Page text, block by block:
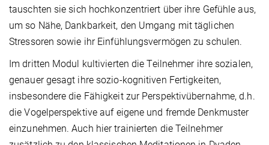
tauschten sie sich hochkonzentriert über ihre Gefühle aus,
um so Nähe, Dankbarkeit, den Umgang mit täglichen
Stressoren sowie ihr Einfühlungsvermögen zu schulen.
Im dritten Modul kultivierten die Teilnehmer ihre sozialen,
genauer gesagt ihre sozio-kognitiven Fertigkeiten,
insbesondere die Fähigkeit zur Perspektivübernahme, d.h.
die Vogelperspektive auf eigene und fremde Denkmuster
einzunehmen. Auch hier trainierten die Teilnehmer